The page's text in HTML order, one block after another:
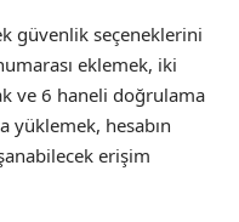
güvenlik seçeneklerini
eklemek, iki
ve 6 haneli doğrulama
yüklemek, hesabın
erişim